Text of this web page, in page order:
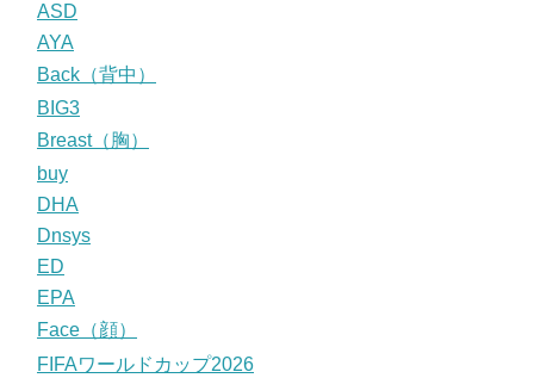
ASD
AYA
Back（背中）
BIG3
Breast（胸）
buy
DHA
Dnsys
ED
EPA
Face（顔）
FIFAワールドカップ2026